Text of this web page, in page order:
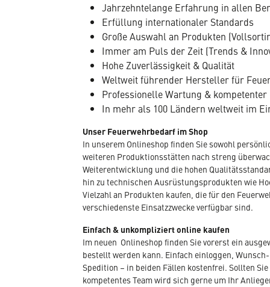
Jahrzehntelange Erfahrung in allen
Erfüllung internationaler Standards
Große Auswahl an Produkten
Immer am Puls der Zeit (Trends &
Hohe Zuverlässigkeit & Qualität
Weltweit führender Hersteller für
Professionelle Wartung &
In mehr als 100 Ländern weltweit im
Unser Feuerwehrbedarf im Shop
In unserem Onlineshop finden Sie sowohl
weiteren Produktionsstätten nach streng
Weiterentwicklung und die hohen
hin zu technischen Ausrüstungsprodukten wie
Vielzahl an Produkten kaufen, die für den
verschiedenste Einsatzzwecke verfügbar sind.
Einfach & unkompliziert online kaufen
Im neuen Onlineshop finden Sie vorerst ein
bestellt werden kann. Einfach einloggen,
Spedition – in beiden Fällen kostenfrei. Sollten
kompetentes Team wird sich gerne um Ihr